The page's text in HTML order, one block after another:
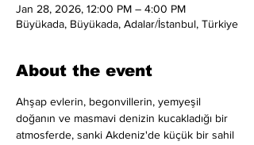
Jan 28, 2026, 12:00 PM – 4:00 PM
Büyükada, Büyükada, Adalar/İstanbul, Türkiye
About the event
Ahşap evlerin, begonvillerin, yemyeşil
doğanın ve masmavi denizin kucakladığı bir
atmosferde, sanki Akdeniz'de küçük bir sahil